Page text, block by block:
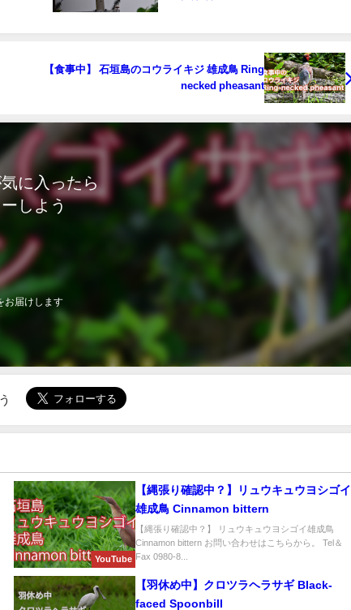
【食事中】 石垣島のコウライキジ 雄成鳥 Ring
necked pheasant
に入ったら
しよう
お届けします
YouTube
【縄張り確認中？】リュウキュウヨシゴイ
雄成鳥 Cinnamon bittern
【縄張り確認中？】 リュウキュウヨシゴイ雄成鳥
Cinnamon bittern お問い合わせはこちらから。 Tel＆
Fax 0980-8...
【羽休め中】クロツラヘラサギ Black-
faced Spoonbill